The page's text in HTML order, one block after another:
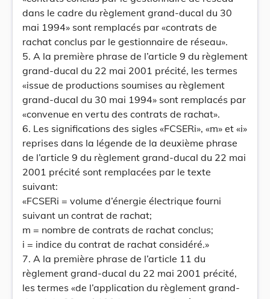
dans le cadre du règlement grand-ducal du 30
mai 1994» sont remplacés par «contrats de
rachat conclus par le gestionnaire de réseau».
5. A la première phrase de l’article 9 du règlement
grand-ducal du 22 mai 2001 précité, les termes
«issue de productions soumises au règlement
grand-ducal du 30 mai 1994» sont remplacés par
«convenue en vertu des contrats de rachat».
6. Les significations des sigles «FCSERi», «m» et «i»
reprises dans la légende de la deuxième phrase
de l’article 9 du règlement grand-ducal du 22 mai
2001 précité sont remplacées par le texte
suivant:
«FCSERi = volume d’énergie électrique fourni
suivant un contrat de rachat;
m = nombre de contrats de rachat conclus;
i = indice du contrat de rachat considéré.»
7. A la première phrase de l’article 11 du
règlement grand-ducal du 22 mai 2001 précité,
les termes «de l’application du règlement grand-